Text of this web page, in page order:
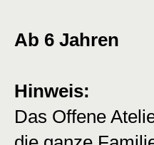
Ab 6 Jahren
Hinweis:
Das Offene